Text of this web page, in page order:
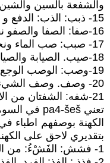
والشفعة بالسين
15- ذبب: الذب: الدفع و المنع.والذب الطرد.
16-صفا: الصفا والصفو نقيض الكدر.
17- صبب: صب الماء ونحوه اراقه.-دور الماء في العلاج بالتنظيف-
18-صيب. الصيابة والصياب: الخالص من كل شيء.
19-وصب: الوصب الوجع والمرض
20- وصف. وصف الشيء له وعليه: حلاه. استوصفت الطبيب لدائي اذا سألته ان يصف لك ما تتعالج به.
21-شفه: الشفتان من الانسان: طبقا الفم.- الشفة (التمتمة) وهو اساس العلاج البدائي.
تعني pa4-šeš في السومرية كاهن ما وترادف في الاكدية pašīšu.
بتقديري لاحق على
1- فشش: الفَشْءُ: من الفخر. الفَيْشةُ: أَعْلى الهامةِ.والفَيْشةُ: الكَمَرة، وقيل: الفَيْشةُ الذكَرُ المنتفخ. وفاشَ الرجلُ فَيْشاً وهو فَيُوشٌ: فَخَر.